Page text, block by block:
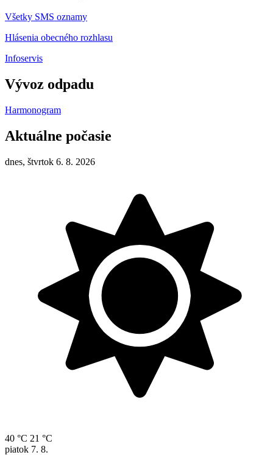
Všetky SMS oznamy
Hlásenia obecného rozhlasu
Infoservis
Vývoz odpadu
Harmonogram
Aktuálne počasie
dnes, štvrtok 6. 8. 2026
40 °C 21 °C
piatok 7. 8.